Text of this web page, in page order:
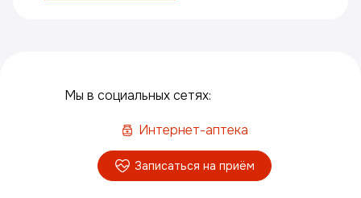
Мы в социальных сетях:
Интернет-аптека
Записаться на приём